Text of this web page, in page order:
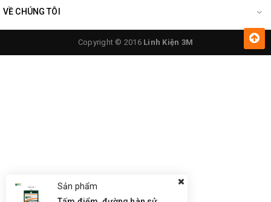
VỀ CHÚNG TÔI
Copyright © 2016 Linh Kiện 3M
Sản phẩm